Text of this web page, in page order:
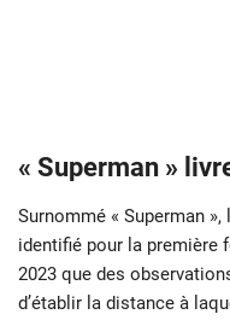
« Superman »
Surnommé « Superman »,
identifié pour la première
2023 que des
d’établir la distance à